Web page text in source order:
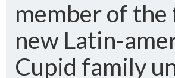
member of the
new Latin-
Cupid family